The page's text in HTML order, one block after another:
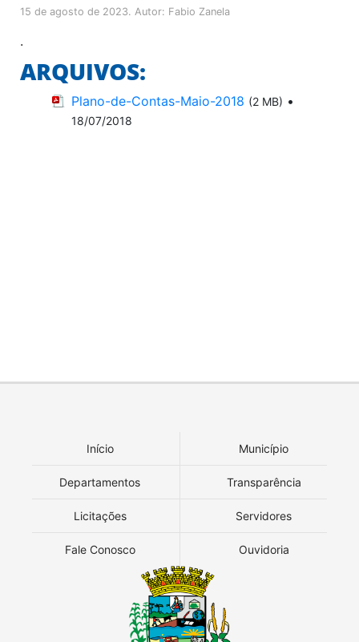
15 de agosto de 2023. Autor: Fabio Zanela
.
ARQUIVOS:
Plano-de-Contas-Maio-2018 (2 MB) •
18/07/2018
Início Município
Departamentos Transparência
Licitações Servidores
Fale Conosco Ouvidoria